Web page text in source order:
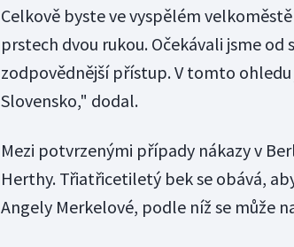
Celkově byste ve vyspělém
prstech dvou rukou. Očekávali jsme
zodpovědnější přístup. V tomto
Slovensko," dodal.
Mezi potvrzenými případy nákazy v
Herthy. Třiatřicetiletý bek se obává,
Angely Merkelové, podle níž se může